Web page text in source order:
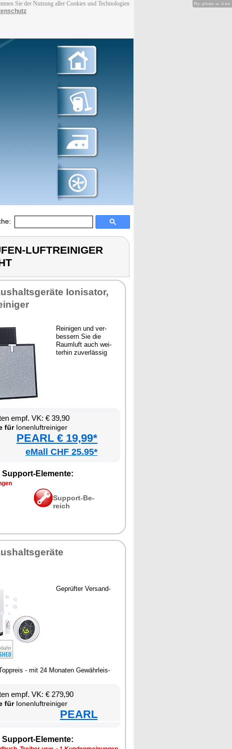
Sie der Nutzung aller Cookies und Technologien
LUFTREINIGER
Io­ni­sa­tor,
Rei­ni­gen und ver­
bes­sern Sie die
Raum­luft auch wei­
ter­hin zu­ver­läs­sig
empf. VK: € 39,90
fürIo­nen­luft­rei­ni­ger
PEARL € 19,99*
eMall CHF 25.95*
Ele­men­te:
Sup­port-Be­
reich
Ge­prüf­ter Ver­sand­
- mit 24 Mo­na­ten Ge­währ­leis­
empf. VK: € 279,90
fürIo­nen­luft­rei­ni­ger
PEARL
Ele­men­te:
Hy-phen-a-tion